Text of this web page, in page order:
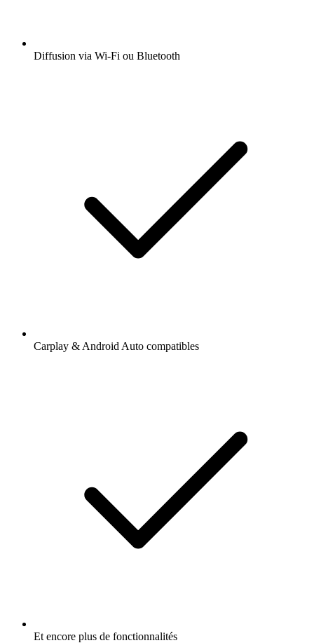
Diffusion via Wi-Fi ou Bluetooth
Carplay & Android Auto compatibles
Et encore plus de fonctionnalités